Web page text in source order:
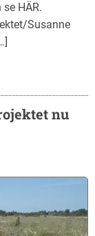
HÄR.
Susanne
nu